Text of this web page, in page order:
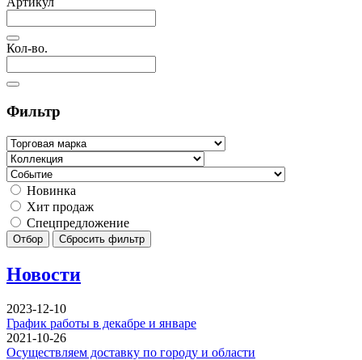
Кол-во.
Фильтр
Новинка
Хит продаж
Спецпредложение
Отбор Сбросить фильтр
Новости
2023-12-10
График работы в декабре и январе
2021-10-26
Осуществляем доставку по городу и области